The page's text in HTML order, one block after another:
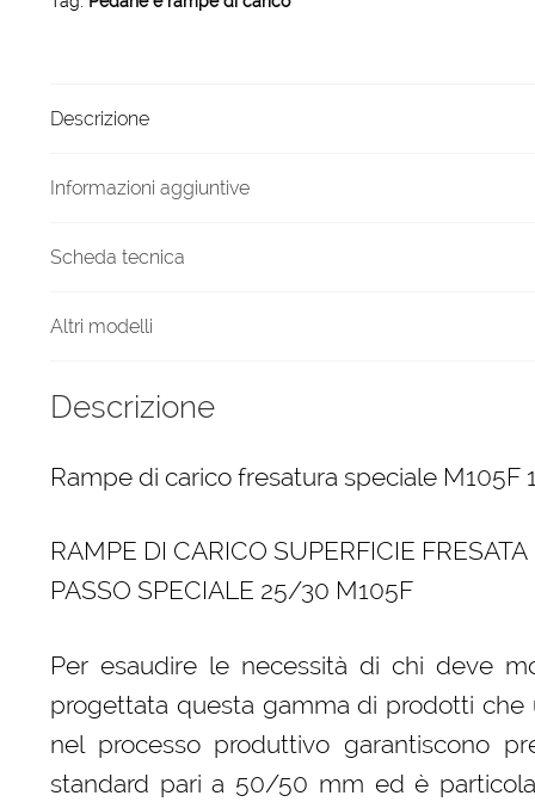
1500
25/30
Descrizione
Informazioni aggiuntive
Scheda tecnica
Altri modelli
Descrizione
Rampe di carico fresatura speciale M105F
RAMPE DI CARICO SUPERFICIE FRESATA
PASSO SPECIALE 25/30 M105F
Per esaudire le necessità di chi deve
progettata questa gamma di prodotti
nel processo produttivo garantiscono
standard pari a 50/50 mm ed è